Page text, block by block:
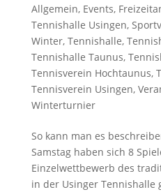
Allgemein, Events,
Tennishalle Usingen,
Winter, Tennishalle,
Tennishalle Taunus,
Tennisverein Hochtaunus,
Tennisverein Usingen,
Winterturnier
So kann man es
Samstag haben sich 8
Einzelwettbewerb des
in der Usinger Tennishalle